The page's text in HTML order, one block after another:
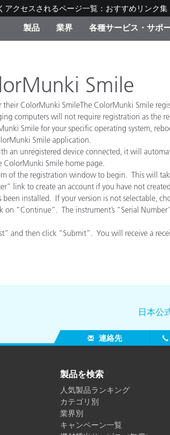
アクセスされるページ一覧：おすすめリンク集
製品
業界
テキスタイル
化粧品メーカー
各種サービス・サポ
ブランド体験センター
Smile
ColorMunki SmileThe ColorMunki Smile
computers will not require registration as the
Smile for your specific operating system,
Smile application.
unregistered device connected, it will
Smile home page.
the registration window to begin. This will
link to create an account if you have not
installed. If your version is not selectable,
“Continue”. The instrument’s “Serial
and then click “Submit”. You will receive a
日本公
連絡先
製品を検索
人気製品ランキング
カテゴリ別
業界別
キャンペーン一覧